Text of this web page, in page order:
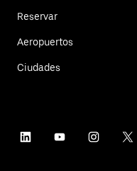
Reservar
Aeropuertos
Ciudades